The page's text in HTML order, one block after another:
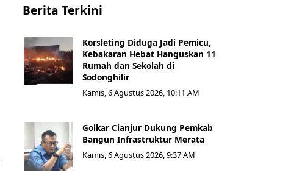
Berita Terkini
Korsleting Diduga Jadi Pemicu,
Kebakaran Hebat Hanguskan 11
Rumah dan Sekolah di
Sodonghilir
Kamis, 6 Agustus 2026, 10:11 AM
Golkar Cianjur Dukung Pemkab
Bangun Infrastruktur Merata
Kamis, 6 Agustus 2026, 9:37 AM